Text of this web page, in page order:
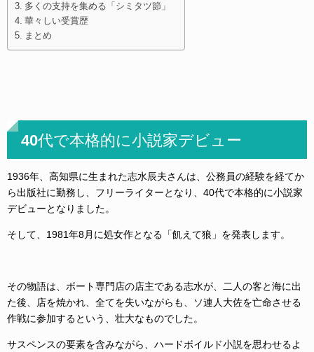
多くの支持を集める「シミタツ節」
華々しい受賞歴
まとめ
40代で本格的に小説家デビュー
1936年、高知県に生まれた志水辰夫さんは、公務員の経験を経てか
ら出版社に勤務し、フリーライターとなり、40代で本格的に小説家
デビューとなりました。
そして、1981年8月に処女作となる「飢えて狼」を発表します。
その物語は、ボート専門店の店主である志水が、二人の客と海に出
た後、店を焼かれ、全てを失いながらも、ソ連人大佐を亡命させる
作戦に参加するという、壮大なものでした。
サスペンスの要素を含みながら、ハードボイルド小説を思わせるよ